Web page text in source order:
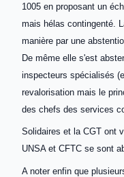
1005 en proposant un
mais hélas contingenté.
manière par une
De même elle s'est
inspecteurs spécialisés
revalorisation mais le
des chefs des services
Solidaires et la CGT ont
UNSA et CFTC se sont
A noter enfin que